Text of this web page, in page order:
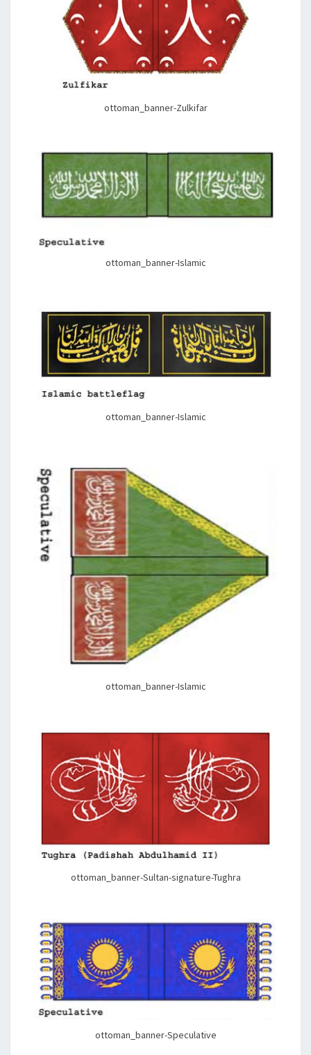
ottoman_banner-Zulkifar
ottoman_banner-Islamic
ottoman_banner-Islamic
ottoman_banner-Islamic
ottoman_banner-Sultan-signature-Tughra
ottoman_banner-Speculative